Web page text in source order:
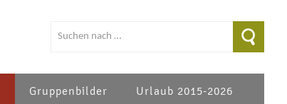
Gruppenbilder Urlaub 2015-2026